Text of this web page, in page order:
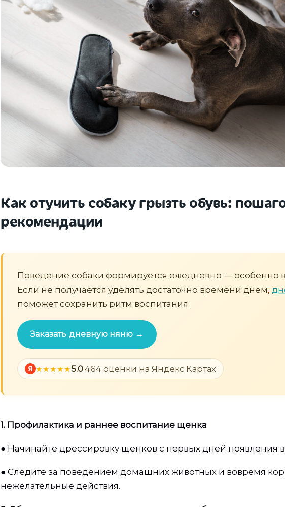
Как отучить собаку грызть обувь:
рекомендации
Поведение собаки формируется ежедневно — особенно
Если не получается уделять достаточно времени днём,
поможет сохранить ритм воспитания.
Заказать дневную няню →
Я 5.0·464 оценки на Яндекс Картах
1. Профилактика и раннее воспитание щенка
● Начинайте дрессировку щенков с первых дней появления
● Следите за поведением домашних животных и вовремя
нежелательные действия.